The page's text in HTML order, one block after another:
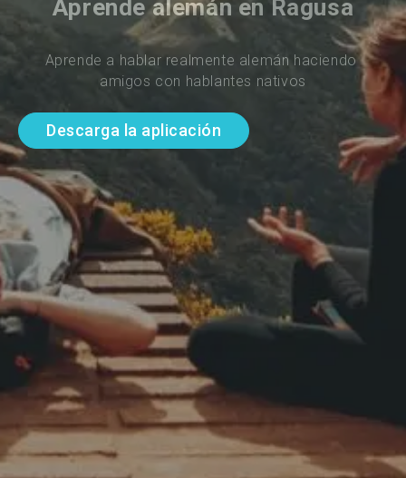
Aprende alemán en Ragusa
Aprende a hablar realmente alemán haciendo
amigos con hablantes nativos
Descarga la aplicación